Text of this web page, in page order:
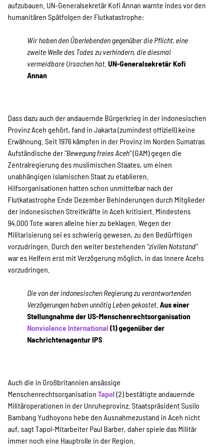
Kontakt
english
Suche
aufzubauen. UN-Generalsekretär Kofi Annan warnte indes vor den
humanitären Spätfolgen der Flutkatastrophe:
Wir haben den Überlebenden gegenüber die Pflicht, eine
zweite Welle des Todes zu verhindern, die diesmal
vermeidbare Ursachen hat. UN-Generalsekretär Kofi
Annan
Dass dazu auch der andauernde Bürgerkrieg in der indonesischen
Provinz Aceh gehört, fand in Jakarta (zumindest offiziell) keine
Erwähnung. Seit 1976 kämpfen in der Provinz im Norden Sumatras
Aufständische der "Bewegung freies Aceh"(GAM) gegen die
Zentralregierung des muslimischen Staates, um einen
unabhängigen islamischen Staat zu etablieren.
Hilfsorganisationen hatten schon unmittelbar nach der
Flutkatastrophe Ende Dezember Behinderungen durch Mitglieder
der indonesischen Streitkräfte in Aceh kritisiert. Mindestens
94.000 Tote waren alleine hier zu beklagen. Wegen der
Militarisierung sei es schwierig gewesen, zu den Bedürftigen
vorzudringen. Durch den weiter bestehenden "zivilen Notstand"
war es Helfern erst mit Verzögerung möglich, in das Innere Acehs
vorzudringen.
Die von der indonesischen Regierung zu verantwortenden
Verzögerungen haben unnötig Leben gekostet. Aus einer
Stellungnahme der US-Menschenrechtsorganisation
Nonviolence International (1) gegenüber der
Nachrichtenagentur IPS
Auch die in Großbritannien ansässige
Menschenrechtsorganisation Tapol (2) bestätigte andauernde
Militäroperationen in der Unruheprovinz. Staatspräsident Susilo
Bambang Yudhoyono hebe den Ausnahmezustand in Aceh nicht
auf, sagt Tapol-Mitarbeiter Paul Barber, daher spiele das Militär
immer noch eine Hauptrolle in der Region.